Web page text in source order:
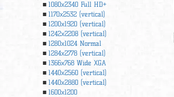
1080x2340 Full HD+
1170x2532 (vertical)
1200x1920 (vertical)
1242x2208 (vertical)
1280x1024 Normal
1284x2778 (vertical)
1366х768 Wide XGA
1440x2560 (vertical)
1440x2880 (vertical)
1600x1200